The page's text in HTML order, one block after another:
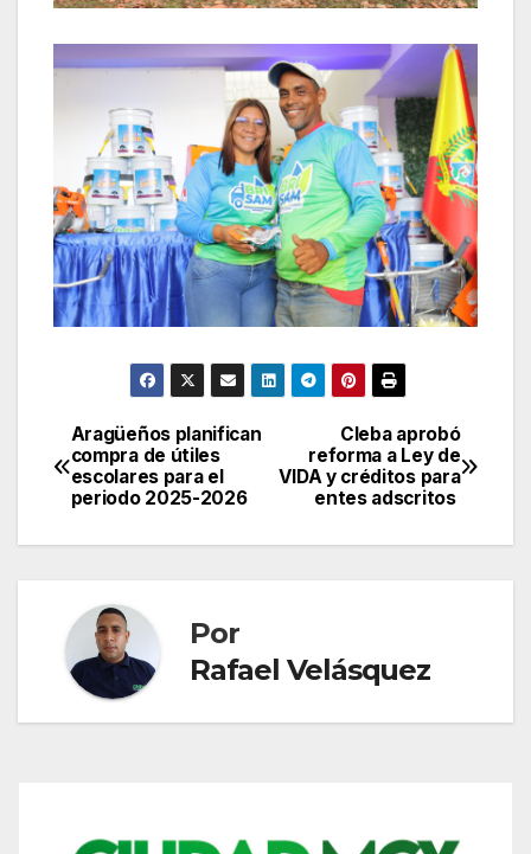
Navegación
de
entradas
Cleba aprobó
reforma a Ley de
VIDA y créditos para
entes adscritos
Aragüeños planifican
compra de útiles
escolares para el
periodo 2025-2026
Por
Rafael Velásquez